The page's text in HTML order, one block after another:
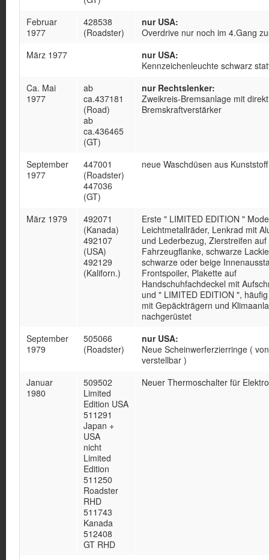
Februar
1977
428538
(Roadster)
nur USA:
Overdrive nur noch im 4.Gang
März 1977
nur USA:
Kennzeichenleuchte schwarz
Ca. Mai
1977
ab
ca.437181
(Road)
ab
ca.436465
(GT)
nur Rechtslenker:
Zweikreis-Bremsanlage mit
Bremskraftverstärker
September
1977
447001
(Roadster)
447036
(GT)
neue Waschdüsen aus Kunststoff
März 1979
492071
(Kanada)
492107
(USA)
492129
(Kaliforn.)
Erste " LIMITED EDITION "
Leichtmetallräder, Lenkrad mit
und Lederbezug, Zierstreifen auf
Fahrzeugflanke, schwarze
schwarze oder beige
Frontspoiler, Plakette auf
Handschuhfachdeckel mit
und " LIMITED EDITION ",
mit Gepäckträgern und
nachgerüstet
September
1979
505066
(Roadster)
nur USA:
Neue Scheinwerferzierringe (
verstellbar )
Januar
1980
509502
Limited
Edition USA
511291
Japan +
USA
nicht
Limited
Edition
511250
Roadster
RHD
511743
Kanada
512408
GT RHD
Neuer Thermoschalter für